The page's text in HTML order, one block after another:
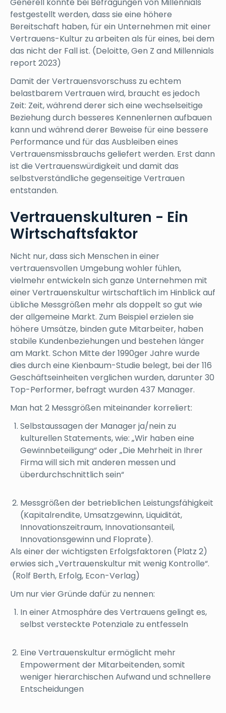
festgestellt werden, dass sie eine höhere
Bereitschaft haben, für ein Unternehmen mit einer
Vertrauens-Kultur zu arbeiten als für eines, bei dem
das nicht der Fall ist. (Deloitte, Gen Z and Millennials
report 2023)
Damit der Vertrauensvorschuss zu echtem
belastbarem Vertrauen wird, braucht es jedoch
Zeit: Zeit, während derer sich eine wechselseitige
Beziehung durch besseres Kennenlernen aufbauen
kann und während derer Beweise für eine bessere
Performance und für das Ausbleiben eines
Vertrauensmissbrauchs geliefert werden. Erst dann
ist die Vertrauenswürdigkeit und damit das
selbstverständliche gegenseitige Vertrauen
entstanden.
Vertrauenskulturen - Ein
Wirtschaftsfaktor
Nicht nur, dass sich Menschen in einer
vertrauensvollen Umgebung wohler fühlen,
vielmehr entwickeln sich ganze Unternehmen mit
einer Vertrauenskultur wirtschaftlich im Hinblick auf
übliche Messgrößen mehr als doppelt so gut wie
der allgemeine Markt. Zum Beispiel erzielen sie
höhere Umsätze, binden gute Mitarbeiter, haben
stabile Kundenbeziehungen und bestehen länger
am Markt. Schon Mitte der 1990ger Jahre wurde
dies durch eine Kienbaum-Studie belegt, bei der 116
Geschäftseinheiten verglichen wurden, darunter 30
Top-Performer, befragt wurden 437 Manager.
Man hat 2 Messgrößen miteinander korreliert:
Selbstaussagen der Manager ja/nein zu
kulturellen Statements, wie: „Wir haben eine
Gewinnbeteiligung“ oder „Die Mehrheit in Ihrer
Firma will sich mit anderen messen und
überdurchschnittlich sein“
Messgrößen der betrieblichen Leistungsfähigkeit
(Kapitalrendite, Umsatzgewinn, Liquidität,
Innovationszeitraum, Innovationsanteil,
Innovationsgewinn und Floprate).
Als einer der wichtigsten Erfolgsfaktoren (Platz 2)
erwies sich „Vertrauenskultur mit wenig Kontrolle“.
(Rolf Berth, Erfolg, Econ-Verlag)
Um nur vier Gründe dafür zu nennen:
In einer Atmosphäre des Vertrauens gelingt es,
selbst versteckte Potenziale zu entfesseln
Eine Vertrauenskultur ermöglicht mehr
Empowerment der Mitarbeitenden, somit
weniger hierarchischen Aufwand und schnellere
Entscheidungen